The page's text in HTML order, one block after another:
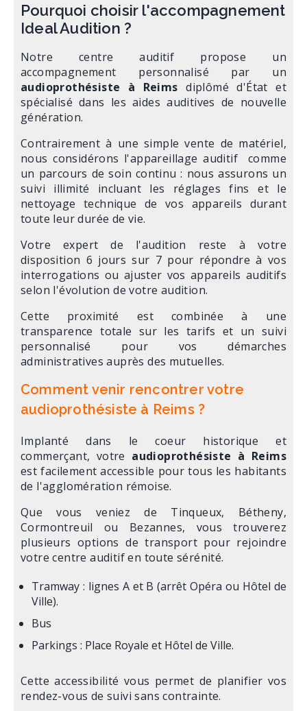
Pourquoi choisir l'accompagnement
Ideal Audition ?
Notre centre auditif propose un
accompagnement personnalisé par un
audioprothésiste à Reims diplômé d'État et
spécialisé dans les aides auditives de nouvelle
génération.
Contrairement à une simple vente de matériel,
nous considérons l'appareillage auditif comme
un parcours de soin continu : nous assurons un
suivi illimité incluant les réglages fins et le
nettoyage technique de vos appareils durant
toute leur durée de vie.
Votre expert de l'audition reste à votre
disposition 6 jours sur 7 pour répondre à vos
interrogations ou ajuster vos appareils auditifs
selon l'évolution de votre audition.
Cette proximité est combinée à une
transparence totale sur les tarifs et un suivi
personnalisé pour vos démarches
administratives auprès des mutuelles.
Comment venir rencontrer votre
audioprothésiste à Reims ?
Implanté dans le coeur historique et
commerçant, votre audioprothésiste à Reims
est facilement accessible pour tous les habitants
de l'agglomération rémoise.
Que vous veniez de Tinqueux, Bétheny,
Cormontreuil ou Bezannes, vous trouverez
plusieurs options de transport pour rejoindre
votre centre auditif en toute sérénité.
Tramway : lignes A et B (arrêt Opéra ou Hôtel de
Ville).
Bus
Parkings : Place Royale et Hôtel de Ville.
Cette accessibilité vous permet de planifier vos
rendez-vous de suivi sans contrainte.